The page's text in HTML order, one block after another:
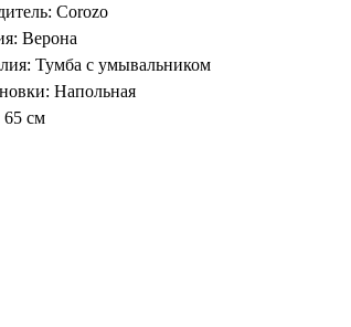
Corozo
Верона
Тумба с умывальником
Напольная
см